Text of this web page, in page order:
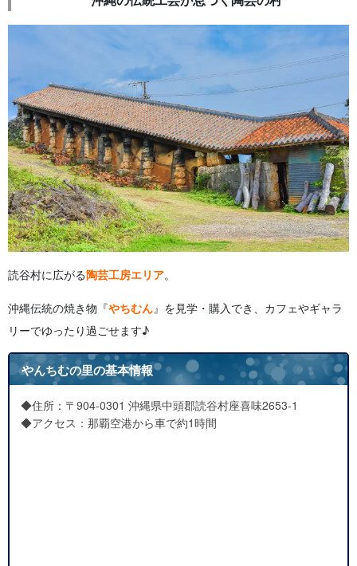
読谷村に広がる陶芸工房エリア。
沖縄伝統の焼き物『やちむん』を見学・購入でき、カフェやギャラ
リーでゆったり過ごせます♪
やんちむの里の基本情報
◆住所：〒904-0301 沖縄県中頭郡読谷村座喜味2653-1
◆アクセス：那覇空港から車で約1時間